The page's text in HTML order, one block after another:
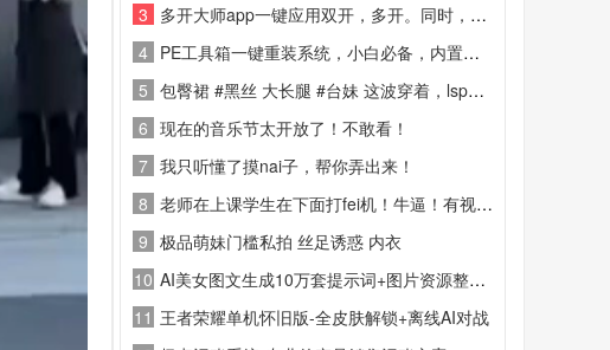
3 多开大师app一键应用双开，多开。同时，多开空间还支持各类主流游戏
4 PE工具箱一键重装系统，小白必备，内置多种电脑工具
5 包臀裙 #黑丝 大长腿 #台妹 这波穿着，lsp给多少分（满分10） #综艺 #娱乐 #毛病
6 现在的音乐节太开放了！不敢看！
7 我只听懂了摸nai子，帮你弄出来！
8 老师在上课学生在下面打fei机！牛逼！有视频！
9 极品萌妹门槛私拍 丝足诱惑 内衣
10 AI美女图文生成10万套提示词+图片资源整套合集
11 王者荣耀单机怀旧版-全皮肤解锁+离线AI对战